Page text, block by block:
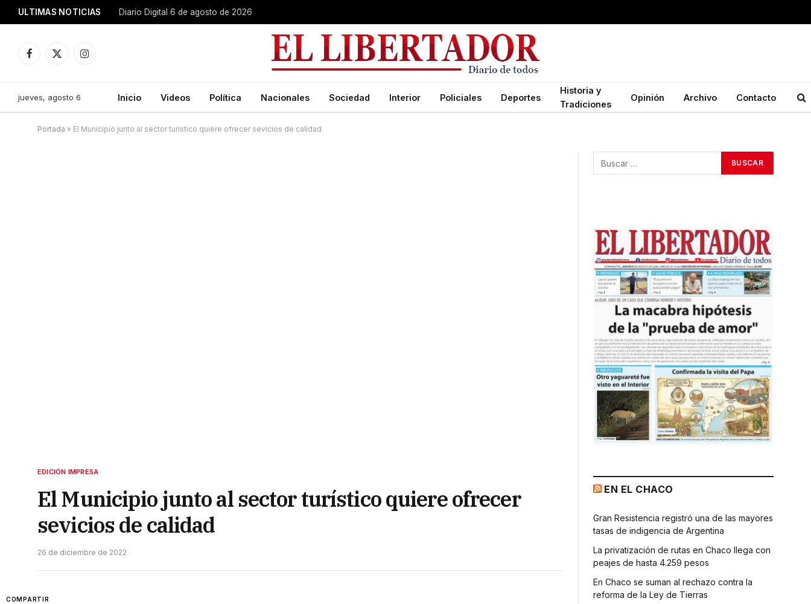
ULTIMAS NOTICIAS Diario Digital 6 de agosto de 2026
Facebook
X
Instagram
jueves, agosto 6 Inicio Videos Política Nacionales Sociedad Interior Policiales Deportes
Historia y
Tradiciones
Opinión Archivo Contacto
Portada » El Municipio junto al sector turístico quiere ofrecer sevicios de calidad
EDICIÓN IMPRESA
El Municipio junto al sector turístico quiere ofrecer
sevicios de calidad
26 de diciembre de 2022
COMPARTIR
EN EL CHACO
Gran Resistencia registró una de las mayores
tasas de indigencia de Argentina
La privatización de rutas en Chaco llega con
peajes de hasta 4.259 pesos
En Chaco se suman al rechazo contra la
reforma de la Ley de Tierras